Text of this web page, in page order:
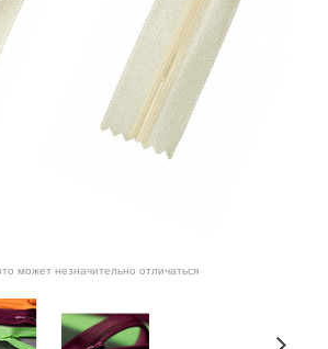
может незначительно отличаться